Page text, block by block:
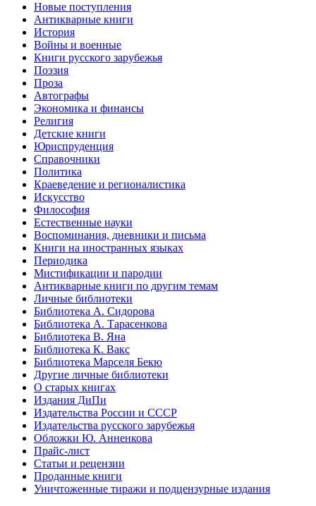
Новые поступления
Антикварные книги
История
Войны и военные
Книги русского зарубежья
Поэзия
Проза
Автографы
Экономика и финансы
Религия
Детские книги
Юриспруденция
Справочники
Политика
Краеведение и регионалистика
Искусство
Философия
Естественные науки
Воспоминания, дневники и письма
Книги на иностранных языках
Периодика
Мистификации и пародии
Антикварные книги по другим темам
Личные библиотеки
Библиотека А. Сидорова
Библиотека А. Тарасенкова
Библиотека В. Яна
Библиотека К. Вакс
Библиотека Марселя Бекю
Другие личные библиотеки
О старых книгах
Издания ДиПи
Издательства России и СССР
Издательства русского зарубежья
Обложки Ю. Анненкова
Прайс-лист
Статьи и рецензии
Проданные книги
Уничтоженные тиражи и подцензурные издания